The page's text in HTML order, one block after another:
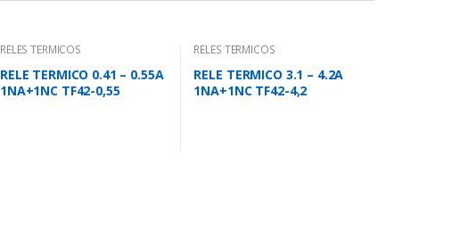
RELES TERMICOS
RELE TERMICO 0.41 – 0.55A
1NA+1NC TF42-0,55
RELES TERMICOS
RELE TERMICO 3.1 – 4.2A
1NA+1NC TF42-4,2